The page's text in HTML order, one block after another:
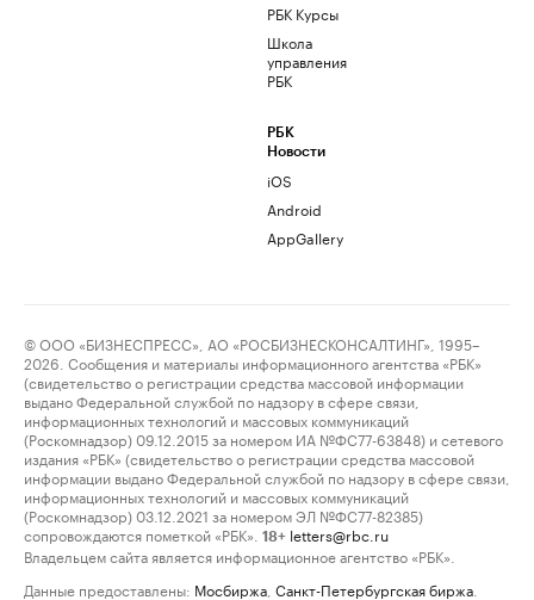
РБК Курсы
Школа
управления
РБК
РБК
Новости
iOS
Android
AppGallery
© ООО «БИЗНЕСПРЕСС», АО «РОСБИЗНЕСКОНСАЛТИНГ», 1995–
2026. Сообщения и материалы информационного агентства «РБК»
(свидетельство о регистрации средства массовой информации
выдано Федеральной службой по надзору в сфере связи,
информационных технологий и массовых коммуникаций
(Роскомнадзор) 09.12.2015 за номером ИА №ФС77-63848) и сетевого
издания «РБК» (свидетельство о регистрации средства массовой
информации выдано Федеральной службой по надзору в сфере связи,
информационных технологий и массовых коммуникаций
(Роскомнадзор) 03.12.2021 за номером ЭЛ №ФС77-82385)
сопровождаются пометкой «РБК».
18+ letters@rbc.ru
Владельцем сайта является информационное агентство «РБК».
Данные предоставлены: Мосбиржа Санкт-Петербургская биржа